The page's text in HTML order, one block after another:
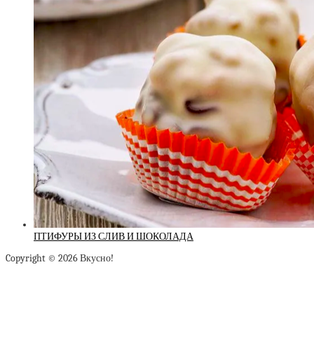
ПТИФУРЫ ИЗ СЛИВ И ШОКОЛАДА
Copyright © 2026 Вкусно!